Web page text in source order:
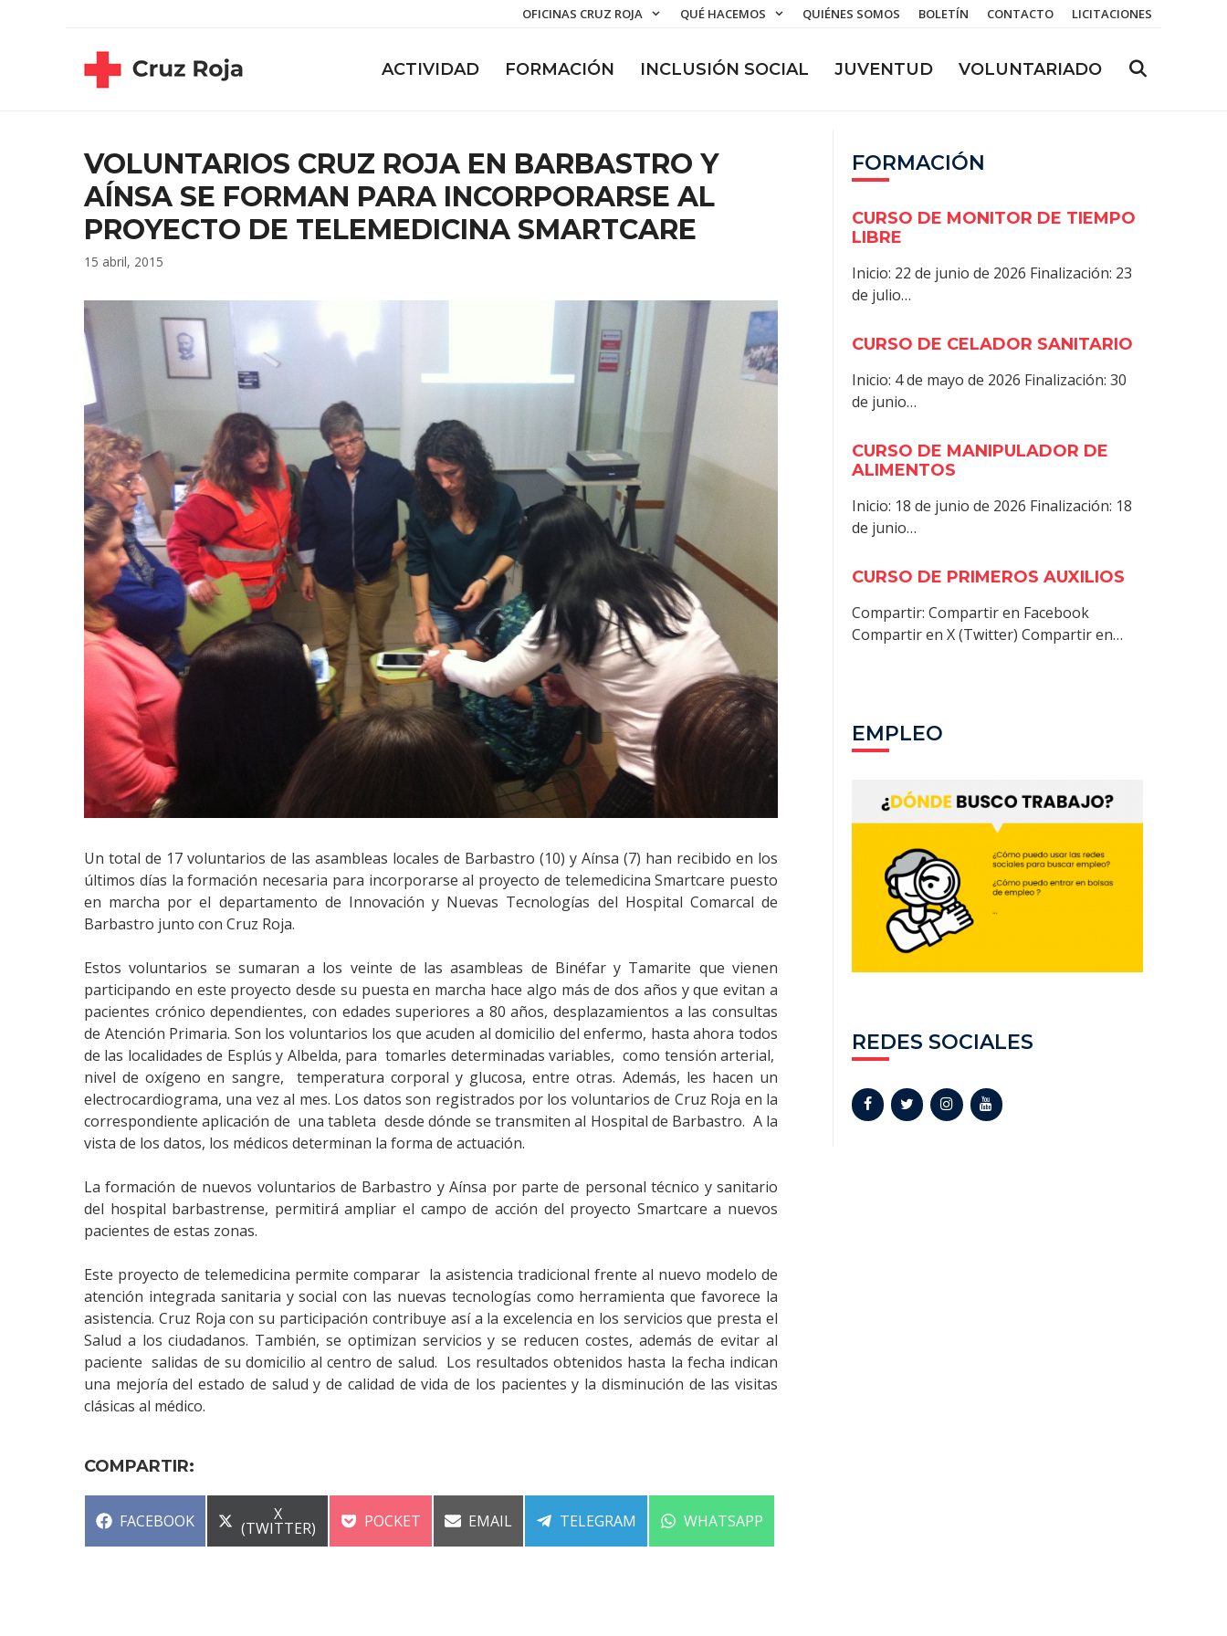
OFICINAS CRUZ ROJA QUÉ HACEMOS QUIÉNES SOMOS BOLETÍN CONTACTO LICITACIONES
ACTIVIDAD FORMACIÓN INCLUSIÓN SOCIAL JUVENTUD VOLUNTARIADO
VOLUNTARIOS CRUZ ROJA EN BARBASTRO Y
AÍNSA SE FORMAN PARA INCORPORARSE AL
PROYECTO DE TELEMEDICINA SMARTCARE
15 abril, 2015
Un total de 17 voluntarios de las asambleas locales de Barbastro (10) y Aínsa (7) han recibido en los
últimos días la formación necesaria para incorporarse al proyecto de telemedicina Smartcare puesto
en marcha por el departamento de Innovación y Nuevas Tecnologías del Hospital Comarcal de
Barbastro junto con Cruz Roja.
Estos voluntarios se sumaran a los veinte de las asambleas de Binéfar y Tamarite que vienen
participando en este proyecto desde su puesta en marcha hace algo más de dos años y que evitan a
pacientes crónico dependientes, con edades superiores a 80 años, desplazamientos a las consultas
de Atención Primaria. Son los voluntarios los que acuden al domicilio del enfermo, hasta ahora todos
de las localidades de Esplús y Albelda, para tomarles determinadas variables, como tensión arterial,
nivel de oxígeno en sangre, temperatura corporal y glucosa, entre otras. Además, les hacen un
electrocardiograma, una vez al mes. Los datos son registrados por los voluntarios de Cruz Roja en la
correspondiente aplicación de una tableta desde dónde se transmiten al Hospital de Barbastro. A la
vista de los datos, los médicos determinan la forma de actuación.
La formación de nuevos voluntarios de Barbastro y Aínsa por parte de personal técnico y sanitario
del hospital barbastrense, permitirá ampliar el campo de acción del proyecto Smartcare a nuevos
pacientes de estas zonas.
Este proyecto de telemedicina permite comparar la asistencia tradicional frente al nuevo modelo de
atención integrada sanitaria y social con las nuevas tecnologías como herramienta que favorece la
asistencia. Cruz Roja con su participación contribuye así a la excelencia en los servicios que presta el
Salud a los ciudadanos. También, se optimizan servicios y se reducen costes, además de evitar al
paciente salidas de su domicilio al centro de salud. Los resultados obtenidos hasta la fecha indican
una mejoría del estado de salud y de calidad de vida de los pacientes y la disminución de las visitas
clásicas al médico.
COMPARTIR:
COMPARTIR
FACEBOOK COMPARTIR
EN
X
(TWITTER) COMPARTIR
POCKET COMPARTIR
EMAIL COMPARTIR
TELEGRAM COMPARTIR
WHATSAPP
FORMACIÓN
CURSO DE MONITOR DE TIEMPO
LIBRE
Inicio: 22 de junio de 2026 Finalización: 23
de julio…
CURSO DE CELADOR SANITARIO
Inicio: 4 de mayo de 2026 Finalización: 30
de junio…
CURSO DE MANIPULADOR DE
ALIMENTOS
Inicio: 18 de junio de 2026 Finalización: 18
de junio…
CURSO DE PRIMEROS AUXILIOS
Compartir: Compartir en Facebook
Compartir en X (Twitter) Compartir en…
EMPLEO
REDES SOCIALES